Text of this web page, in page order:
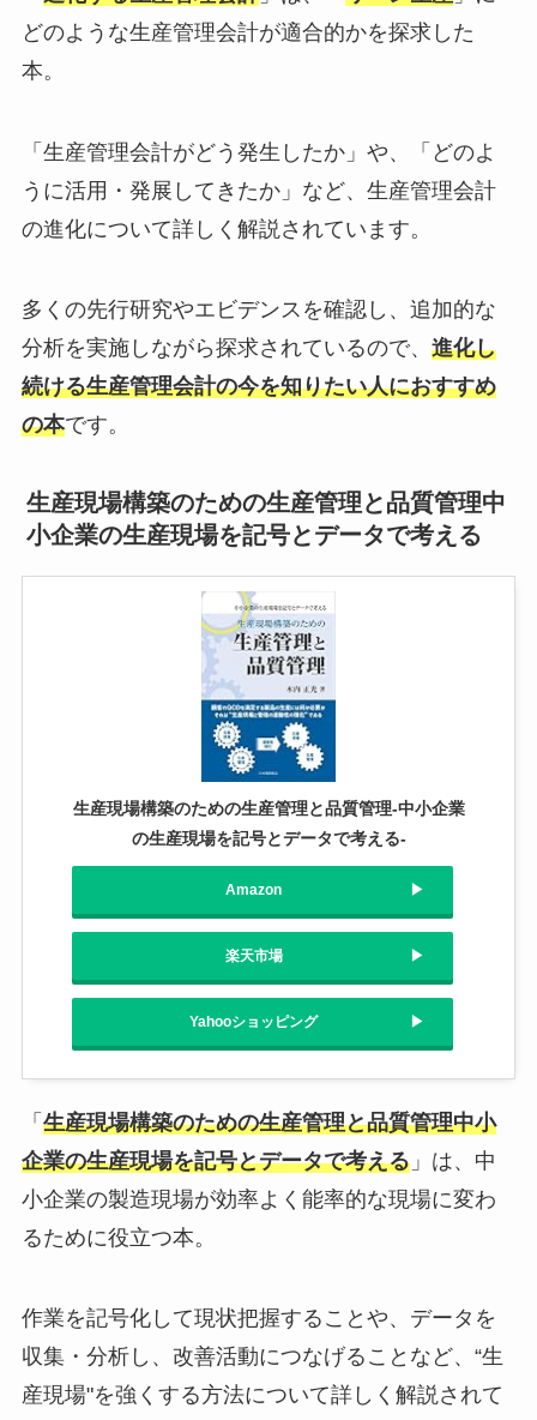
どのような生産管理会計が適合的かを探求した
本。
「生産管理会計がどう発生したか」や、「どのよ
うに活用・発展してきたか」など、生産管理会計
の進化について詳しく解説されています。
多くの先行研究やエビデンスを確認し、追加的な
分析を実施しながら探求されているので、 進化し
続ける生産管理会計の今を知りたい人におすすめ
の本です。
生産現場構築のための生産管理と品質管理中
小企業の生産現場を記号とデータで考える
生産現場構築のための生産管理と品質管理-中小企業
の生産現場を記号とデータで考える-
Amazon
楽天市場
Yahooショッピング
「 生産現場構築のための生産管理と品質管理中小
企業の生産現場を記号とデータで考える」は、中
小企業の製造現場が効率よく能率的な現場に変わ
るために役立つ本。
作業を記号化して現状把握することや、データを
収集・分析し、改善活動につなげることなど、“生
産現場"を強くする方法について詳しく解説されて